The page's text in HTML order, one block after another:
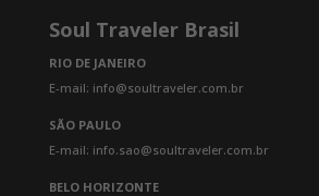
Soul Traveler Brasil
RIO DE JANEIRO
E-mail: info@soultraveler.com.br
SÃO PAULO
E-mail: info.sao@soultraveler.com.br
BELO HORIZONTE